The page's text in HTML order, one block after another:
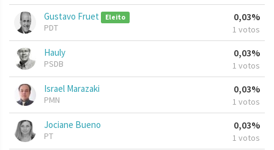
Gustavo Fruet Eleito
PDT
0,03%
1 votos
Hauly
PSDB
0,03%
1 votos
Israel Marazaki
PMN
0,03%
1 votos
Jociane Bueno
PT
0,03%
1 votos